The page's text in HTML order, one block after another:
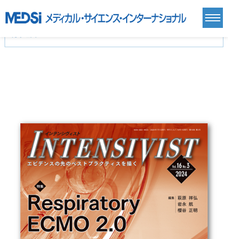
基礎医学(93)
基礎医学関連科学(80)
自然科学(25)
医療技術(16)
栄養学(0)
薬学(7)
保健・体育(1)
衛生・公衆衛生学(14)
医学一般(91) マルチメディア(0)